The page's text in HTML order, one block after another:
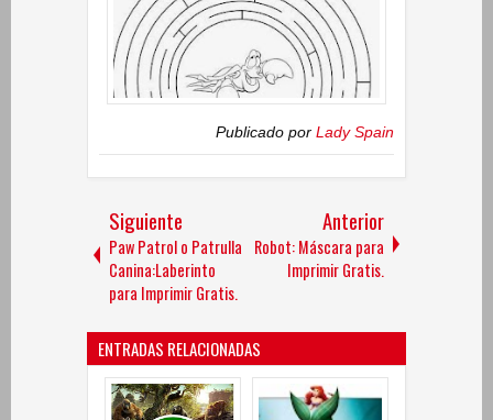
Publicado por Lady Spain
Siguiente
Paw Patrol o Patrulla
Canina:Laberinto
para Imprimir Gratis.
Anterior
Robot: Máscara para
Imprimir Gratis.
ENTRADAS RELACIONADAS